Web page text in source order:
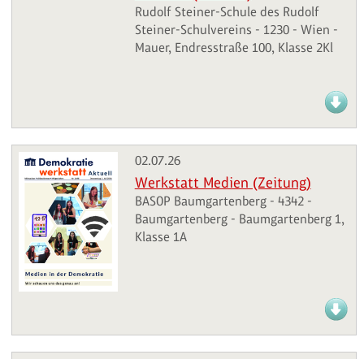
Rudolf Steiner-Schule des Rudolf
Steiner-Schulvereins - 1230 - Wien -
Mauer, Endresstraße 100, Klasse 2Kl
02.07.26
Werkstatt Medien (Zeitung)
BASOP Baumgartenberg - 4342 -
Baumgartenberg - Baumgartenberg 1,
Klasse 1A